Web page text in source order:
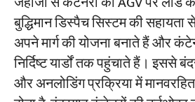
बुद्धिमान डिस्पैच सिस्टम की
अपने मार्ग की योजना बनाते हैं और
निर्दिष्ट यार्डों तक पहुंचाते हैं। इससे
और अनलोडिंग प्रक्रिया में